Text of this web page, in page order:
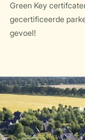
Green Key
gecertificeerde
gevoel!